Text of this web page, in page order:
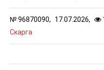
№96870090, 17.07.2026,
Скарга